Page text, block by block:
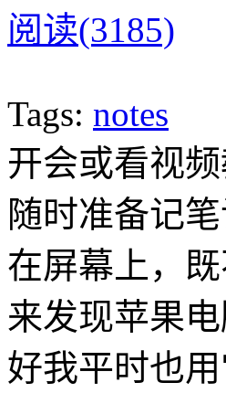
阅读(3185)
Tags: notes
开会或看视
随时准备记
在屏幕上，
来发现苹果
好我平时也用